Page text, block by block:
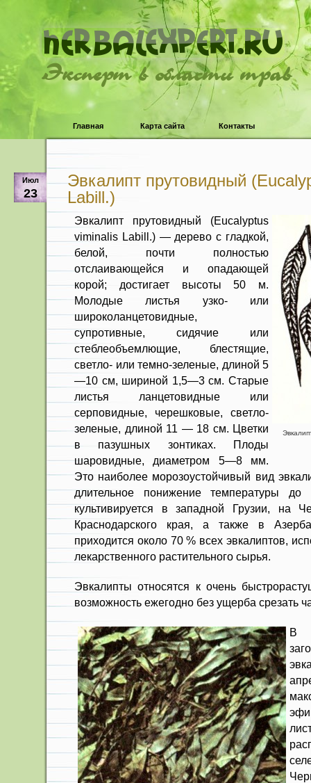
Эксперт в области трав
Главная Карта сайта Контакты
Июл
23
Эвкалипт прутовидный
Labill.)
Эвкалипт прутовидный (Eucalyptus
viminalis Labill.) — дерево с гладкой,
белой, почти пол­ностью
отслаивающейся и опадаю­щей
корой; достигает высоты 50 м.
Молодые листья узко- или
широколан­цетовидные,
супротивные, сидячие или
стеблеобъемлющие, блестящие,
светло- или темно-зеленые, длиной 5
—10 см, шириной 1,5—3 см. Старые
листья ланцетовидные или
серповидные, че­решковые, светло-
зеленые, длиной 11 — 18 см. Цветки
в пазушных зонтиках. Плоды
шаровидные, диаметром 5—8 мм.
Это наиболее морозоустойчивый вид
длительное понижение температуры
культивируется в западной Грузии, на
Краснодарского края, а также в
приходится около 70 % всех эвкалиптов,
лекарственного растительного сырья.
Эвкалипты относятся к очень
воз­можность ежегодно без ущерба срезать
В